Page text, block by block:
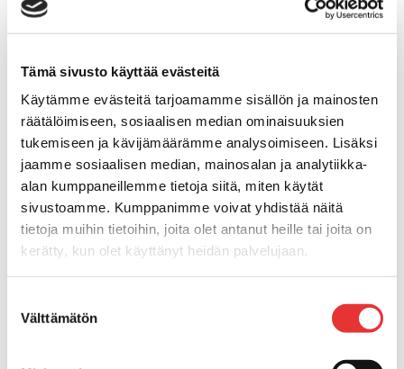
Tämä sivusto käyttää evästeitä
Käytämme evästeitä tarjoamamme sisällön ja mainosten
räätälöimiseen, sosiaalisen median ominaisuuksien
tukemiseen ja kävijämäärämme analysoimiseen. Lisäksi
jaamme sosiaalisen median, mainosalan ja analytiikka-
alan kumppaneillemme tietoja siitä, miten käytät
sivustoamme. Kumppanimme voivat yhdistää näitä
tietoja muihin tietoihin, joita olet antanut heille tai joita on
kerätty, kun olet käyttänyt heidän palvelujaan.
valinta
Välttämätön
Ajohanskat
Ajolasit
Huoltotarvikkeet
Kelkkatarvikkeet
Kengät
Kypärät
Lynx
Lynx ajovarusteet
Ajohousut
Ajotakit